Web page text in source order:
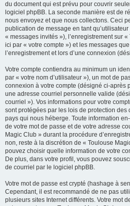
du document qui est prévu pour couvrir
logiciel phpBB. La seconde manière est de
nous envoyez et que nous collectons. Ceci
publication de message en tant
« messages invités »), l’enregistrement sur
ici par « votre compte ») et les messages
l’enregistrement et lors d’une connexion
Votre compte contiendra au minimum un
par « votre nom d’utilisateur »), un mot de
connexion à votre compte (désigné ci-après
une adresse courriel personnelle valide
courriel »). Vos informations pour votre
sont protégées par les lois de protection
pays qui nous héberge. Toute information
de votre mot de passe et de votre adresse
Magic Club » durant la procédure
non, reste à la discrétion de « Toulouse
pouvez choisir quelle information de votre
De plus, dans votre profil, vous pouvez
de courriel par le logiciel phpBB.
Votre mot de passe est crypté (hashage à
Cependant, il est recommandé de ne pas
plusieurs sites Internet différents. Votre mot